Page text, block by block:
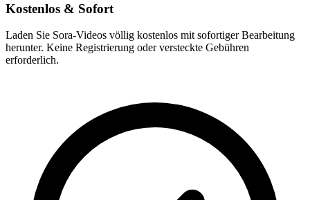
Kostenlos & Sofort
Laden Sie Sora-Videos völlig kostenlos mit sofortiger Bearbeitung
herunter. Keine Registrierung oder versteckte Gebühren
erforderlich.